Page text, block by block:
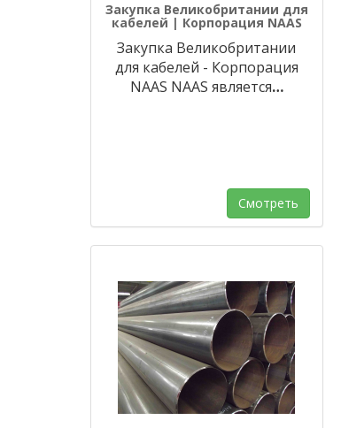
Закупка Великобритании для
кабелей | Корпорация NAAS
Закупка Великобритании
для кабелей - Корпорация
NAAS NAAS является…
Смотреть